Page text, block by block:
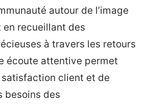
autour de l’image
recueillant des
à travers les retours
écoute attentive permet
satisfaction client et de
besoins des